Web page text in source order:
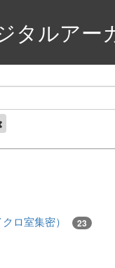
タルアー
ロ室集密） 23